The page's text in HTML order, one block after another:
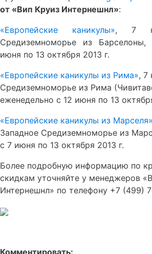
от «Вип Круиз Интернешнл»:
«Европейские каникулы», 7
Средиземноморье из
июня по 13 октября 2013 г.
«Европейские каникулы из Рима», 7
Средиземноморье из Рима
еженедельно с 12 июня по 13
«Европейские каникулы из Марселя»
Западное Средиземноморье из
с 7 июня по 13 октября 2013 г.
Более подробную информацию по
скидкам уточняйте у менеджеров
Интернешнл» по телефону +7 (499)